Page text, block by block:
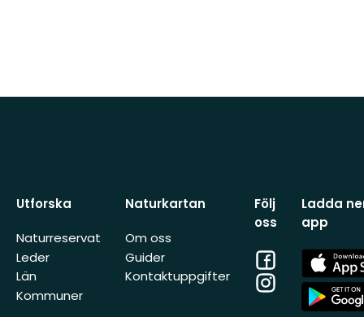
Utforska
Naturreservat
Leder
Län
Kommuner
Naturkartan
Om oss
Guider
Kontaktuppgifter
Följ
oss
Facebook
Instagram
Ladda
app
App
Store
App
Store